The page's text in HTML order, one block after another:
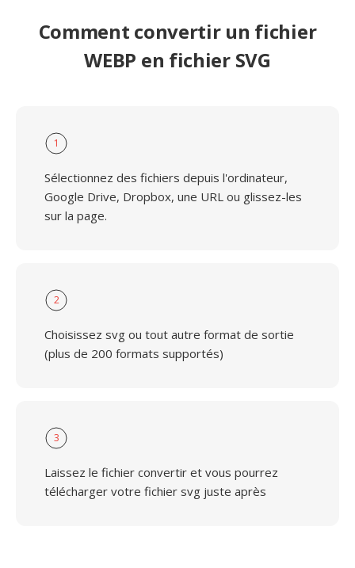
Comment convertir un fichier
WEBP en fichier SVG
1
Sélectionnez des fichiers depuis l'ordinateur,
Google Drive, Dropbox, une URL ou glissez-les
sur la page.
2
Choisissez svg ou tout autre format de sortie
(plus de 200 formats supportés)
3
Laissez le fichier convertir et vous pourrez
télécharger votre fichier svg juste après